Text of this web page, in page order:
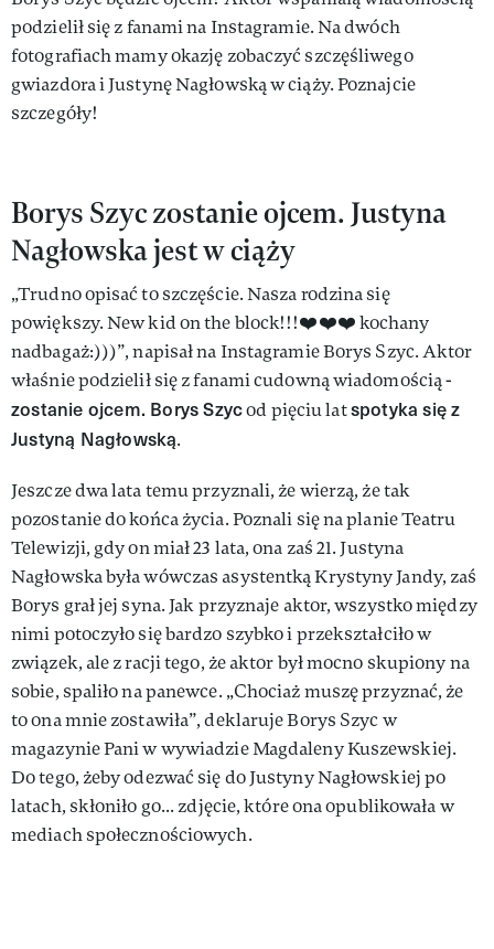
podzielił się z fanami na Instagramie. Na dwóch
fotografiach mamy okazję zobaczyć szczęśliwego
gwiazdora i Justynę Nagłowską w ciąży. Poznajcie
szczegóły!
Borys Szyc zostanie ojcem. Justyna
Nagłowska jest w ciąży
„Trudno opisać to szczęście. Nasza rodzina się
powiększy. New kid on the block!!!❤️❤️❤️ kochany
nadbagaż:)))”, napisał na Instagramie Borys Szyc. Aktor
właśnie podzielił się z fanami cudowną wiadomością -
zostanie ojcem. Borys Szycod pięciu latspotyka się z
Justyną Nagłowską.
Jeszcze dwa lata temu przyznali, że wierzą, że tak
pozostanie do końca życia. Poznali się na planie Teatru
Telewizji, gdy on miał 23 lata, ona zaś 21. Justyna
Nagłowska była wówczas asystentką Krystyny Jandy, zaś
Borys grał jej syna. Jak przyznaje aktor, wszystko między
nimi potoczyło się bardzo szybko i przekształciło w
związek, ale z racji tego, że aktor był mocno skupiony na
sobie, spaliło na panewce. „Chociaż muszę przyznać, że
to ona mnie zostawiła”, deklaruje Borys Szyc w
magazynie Pani w wywiadzie Magdaleny Kuszewskiej.
Do tego, żeby odezwać się do Justyny Nagłowskiej po
latach, skłoniło go... zdjęcie, które ona opublikowała w
mediach społecznościowych.